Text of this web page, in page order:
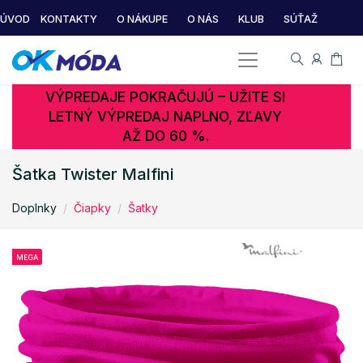
ÚVOD KONTAKTY O NÁKUPE O NÁS KLUB SÚŤAŽ
VÝPREDAJE POKRAČUJÚ – UŽITE SI
LETNÝ VÝPREDAJ NAPLNO, ZĽAVY
AŽ DO 60 %.
Šatka Twister Malfini
Doplnky Čiapky Šatky
MEGA